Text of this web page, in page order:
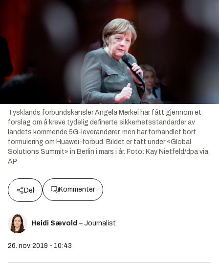
Tysklands forbundskansler Angela Merkel har fått gjennom et
forslag om å kreve tydelig definerte sikkerhetsstandarder av
landets kommende 5G-leverandører, men har forhandlet bort
formulering om Huawei-forbud. Bildet er tatt under «Global
Solutions Summit» in Berlin i mars i år. Foto: Kay Nietfeld/dpa via
AP
Del Kommenter
Heidi Sævold – Journalist
26. nov. 2019 - 10:43